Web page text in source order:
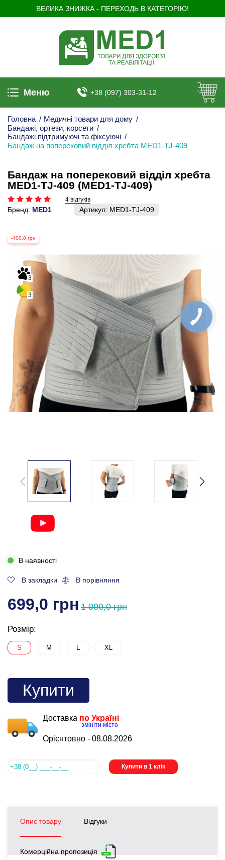
ВЕЛИКА ЗНИЖКА - ПЕРЕХОДЬ В КАТЕГОРІЮ!
Меню +38 (097) 303-31-12
Головна / Медичні товари для дому /
Бандажі, ортези, корсети /
Бандажі підтримуючі та фіксуючі /
Бандаж на поперековий відділ хребта MED1-TJ-409
Бандаж на поперековий відділ хребта
MED1-TJ-409 (MED1-TJ-409)
4 відгуків
Бренд: MED1 Артикул: MED1-TJ-409
-400,0 грн
3
3
В наявності
В закладки В порівняння
699,0 грн 1 099,0 грн
Розмір:
S M L XL
Купити
Доставка по Україні
змініти місто
Орієнтовно - 08.08.2026
Купити в 1 клік
Опис товару Відгуки
Комерційна пропозиція